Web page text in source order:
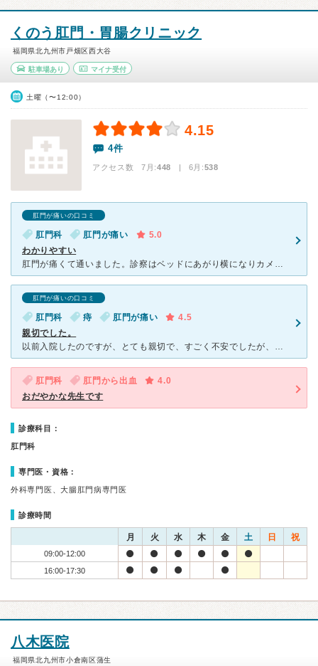
くのう肛門・胃腸クリニック
福岡県北九州市戸畑区西大谷
駐車場あり マイナ受付
土曜（〜12:00）
4.15
4件
アクセス数 7月:448 | 6月:538
肛門が痛いの口コミ
肛門科 肛門が痛い
5.0
わかりやすい
肛門が痛くて通いました。診察はベッドにあがり横になりカメラで肛門を見てもらいましたが、こんな風にしたら大丈夫だからと言うたので言われた通りにしてみたら全く肛門が痛くないまま診察ができました。そのカメラ
肛門が痛いの口コミ
肛門科 痔 肛門が痛い
4.5
親切でした。
以前入院したのですが、とても親切で、すごく不安でしたが、無事に完治する事が出来ました。 やはり、デリケートな部分なので、優しい先生と看護婦さんに救われますよね。 私は痔でしたが、我慢ならず駆け込ん
肛門科 肛門から出血
4.0
おだやかな先生です
診療科目：
肛門科
専門医・資格：
外科専門医、大腸肛門病専門医
診療時間
月 火 水 木 金 土 日 祝
09:00-12:00
16:00-17:30
八木医院
福岡県北九州市小倉南区蒲生